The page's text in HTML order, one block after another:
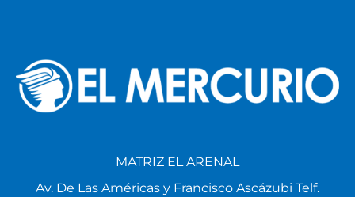
MATRIZ EL ARENAL
Av. De Las Américas y Francisco Ascázubi Telf.